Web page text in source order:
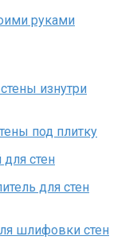
руками
изнутри
под плитку
для стен
для стен
шлифовки стен